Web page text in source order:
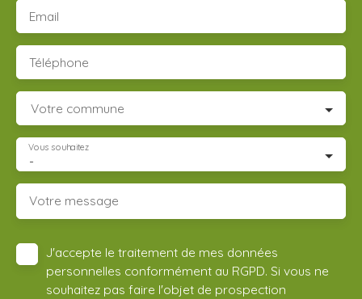
Email
Téléphone
Votre commune
-
Vous souhaitez
Votre message
J'accepte le traitement de mes données
personnelles conformément au RGPD. Si vous ne
souhaitez pas faire l'objet de prospection